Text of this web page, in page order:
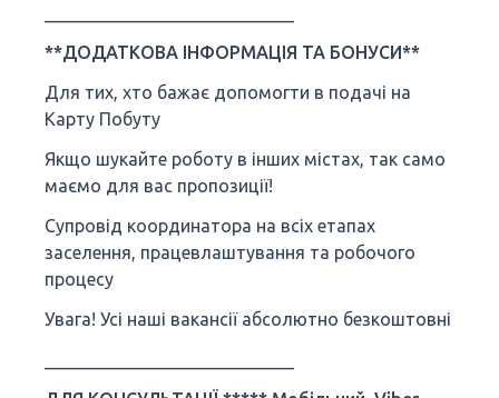
**ДОДАТКОВА ІНФОРМАЦІЯ ТА БОНУСИ**
Для тих, хто бажає допомогти в подачі на
Карту Побуту
Якщо шукайте роботу в інших містах, так само
маємо для вас пропозиції!
Супровід координатора на всіх етапах
заселення, працевлаштування та робочого
процесу
Увага! Усі наші вакансії абсолютно безкоштовні